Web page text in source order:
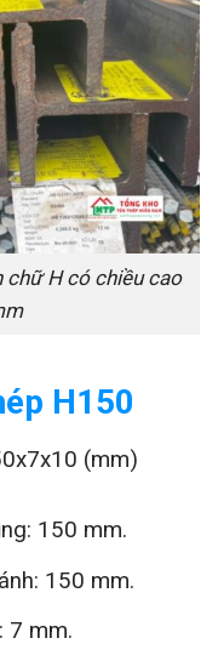
chữ H có chiều cao
H150
(mm)
150 mm.
150 mm.
7 mm.